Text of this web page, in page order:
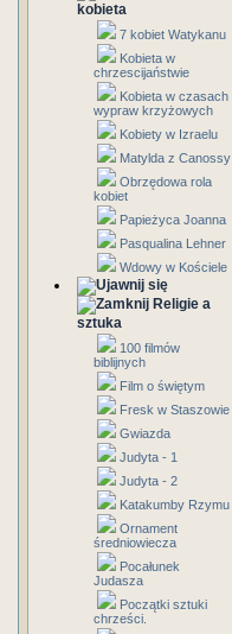
kobieta
7 kobiet Watykanu
Kobieta w
chrzescijaństwie
Kobieta w czasach
wypraw krzyżowych
Kobiety w Izraelu
Matylda z Canossy
Obrzędowa rola
kobiet
Papieżyca Joanna
Pasqualina Lehner
Wdowy w Kościele
Religie a
sztuka
100 filmów
biblijnych
Film o świętym
Fresk w Staszowie
Gwiazda
Judyta - 1
Judyta - 2
Katakumby Rzymu
Ornament
średniowiecza
Pocałunek
Judasza
Początki sztuki
chrześci.